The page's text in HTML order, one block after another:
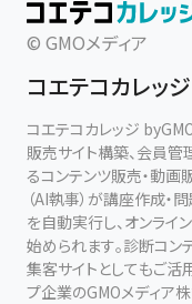
© GMOメディア
コエテコカレッ
コエテコカレッジ
販売サイト構築、会員管
るコンテンツ販売・動画
（AI執事）が講座作成・
を自動実行し、オンラ
始められます。診断コン
集客サイトとしてもご活
プ企業のGMOメディア